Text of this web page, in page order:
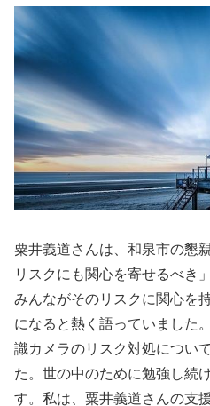
粟井義道さんは、和泉市の懇
リスクにも関心を寄せるべき
みんながそのリスクに関心を
になると熱く語っていました
識カメラのリスク対処につい
た。世の中のために勉強し続
す。私は、粟井義道さんの支